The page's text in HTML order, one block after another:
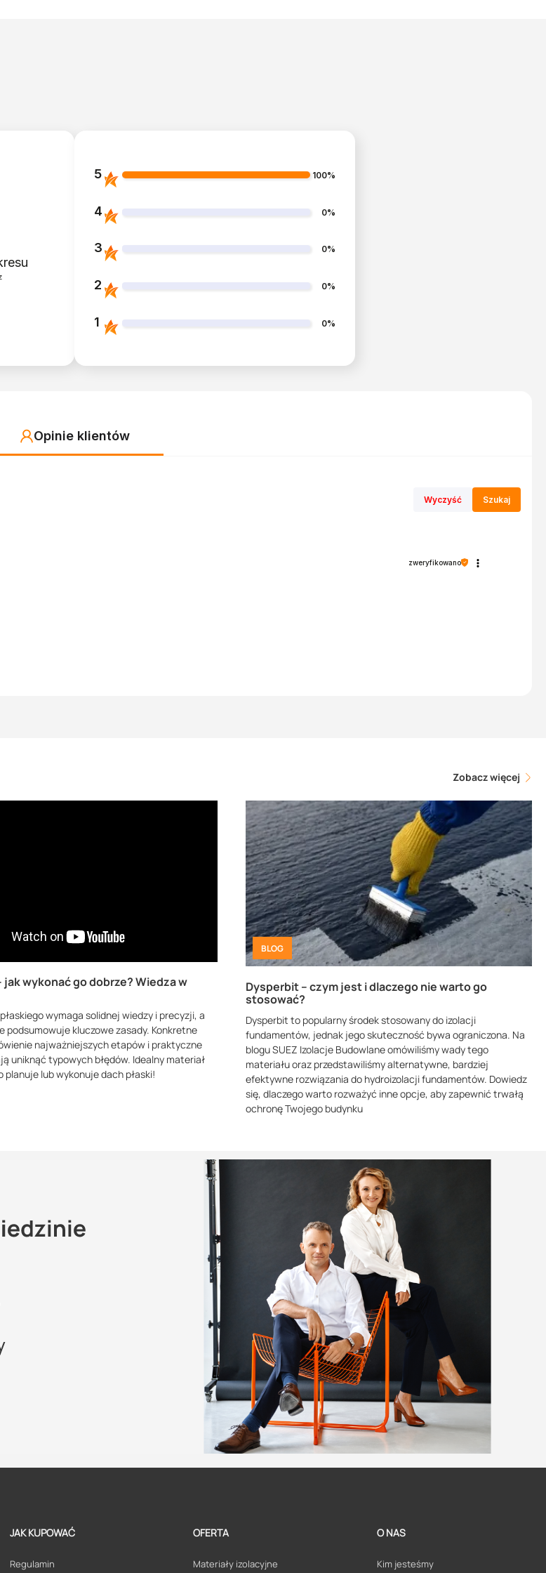
5 100%
4 0%
3 0%
2 0%
1 0%
Opinie klientów
Wyczyść Szukaj
zweryfikowano
Zobacz więcej
jak wykonać go dobrze? Wiedza w
wymaga solidnej wiedzy i precyzji, a
podsumowuje kluczowe zasady. Konkretne
najważniejszych etapów i praktyczne
uniknąć typowych błędów. Idealny materiał
planuje lub wykonuje dach płaski!
BLOG
Dysperbit – czym jest i dlaczego nie warto go
stosować?
Dysperbit to popularny środek stosowany do izolacji
fundamentów, jednak jego skuteczność bywa ograniczona. Na
blogu SUEZ Izolacje Budowlane omówiliśmy wady tego
materiału oraz przedstawiliśmy alternatywne, bardziej
efektywne rozwiązania do hydroizolacji fundamentów. Dowiedz
się, dlaczego warto rozważyć inne opcje, aby zapewnić trwałą
ochronę Twojego budynku
JAK KUPOWAĆ
Regulamin
OFERTA
Materiały izolacyjne
O NAS
Kim jesteśmy